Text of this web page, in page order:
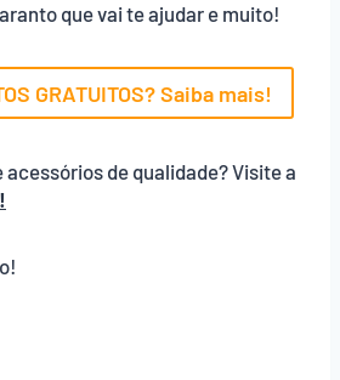
que vai te ajudar e muito!
GRATUITOS? Saiba mais!
acessórios de qualidade? Visite a